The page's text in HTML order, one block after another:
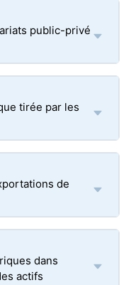
public-privé
tirée par les
de
dans
actifs